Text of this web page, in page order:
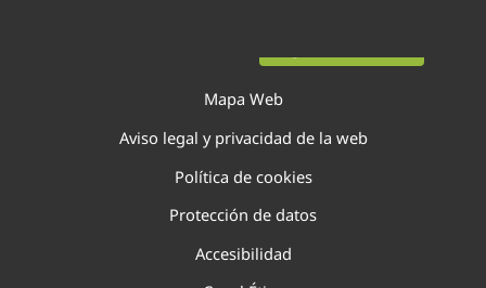
Mapa Web
Aviso legal y privacidad de la web
Política de cookies
Protección de datos
Accesibilidad